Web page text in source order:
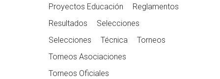
Proyectos Educación
Reglamentos
Resultados
Selecciones
Selecciones
Técnica
Torneos
Torneos Asociaciones
Torneos Oficiales